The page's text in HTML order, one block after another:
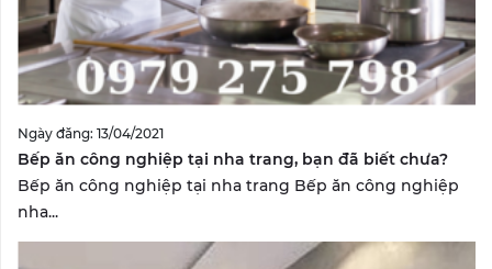
Ngày đăng: 13/04/2021
Bếp ăn công nghiệp tại nha trang, bạn đã biết chưa?
Bếp ăn công nghiệp tại nha trang Bếp ăn công nghiệp
nha...